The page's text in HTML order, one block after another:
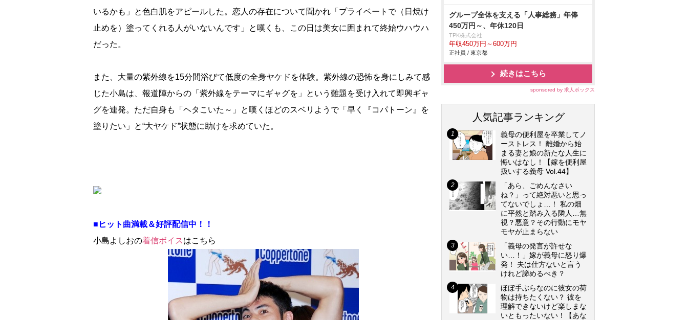
いるかも」と色白肌をアピールした。恋人の存在について聞かれ「プライベートで（日焼け
止めを）塗ってくれる人がいないんです」と嘆くも、この日は美女に囲まれて終始ウハウハ
だった。
また、大量の紫外線を15分間浴びて低度の全身ヤケドを体験。紫外線の恐怖を身にしみて感
じた小島は、報道陣からの「紫外線をテーマにギャグを」という難題を受け入れて即興ギャ
グを連発。ただ自身も「ヘタこいた～」と嘆くほどのスベリようで「早く『コパトーン』を
塗りたい」と“大ヤケド”状態に助けを求めていた。
■ヒット曲満載＆好評配信中！！
小島よしおの着信ボイス はこちら
グループ全体を支える「人事総務」年俸
450万円～、年休120日
TPK株式会社
年収450万円～600万円
正社員 / 東京都
続きはこちら
sponsored by 求人ボックス
人気記事ランキング
義母の便利屋を卒業してノ
ーストレス！ 離婚から始
まる妻と娘の新たな人生に
悔いはなし！【嫁を便利屋
扱いする義母 Vol.44】
「あら、ごめんなさい
ね？」って絶対悪いと思っ
てないでしょ…！ 私の畑
に平然と踏み入る隣人…無
視？悪意？その行動にモヤ
モヤが止まらない
「義母の発言が許せな
い…！」嫁が義母に怒り爆
発！ 夫は仕方ないと言う
けれど諦めるべき？
ほぼ手ぶらなのに彼女の荷
物は持ちたくない？ 彼を
理解できないけど楽しまな
いともったいない！【あな